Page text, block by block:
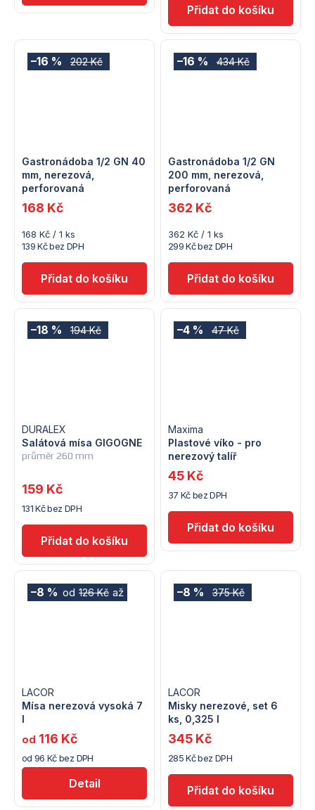
202 Kč
–16 %
Gastronádoba 1/2 GN 40
mm, nerezová,
perforovaná
139 Kč bez DPH
168 Kč
Měrná
cena:
168 Kč / 1 ks
434 Kč
–16 %
Gastronádoba 1/2 GN
200 mm, nerezová,
perforovaná
299 Kč bez DPH
362 Kč
Měrná
cena:
362 Kč / 1 ks
194 Kč
–18 %
průměr 260 mm
Salátová mísa GIGOGNE
DURALEX
131 Kč bez DPH
159 Kč
47 Kč
–4 %
Plastové víko - pro
nerezový talíř
Maxima
37 Kč bez DPH
45 Kč
od 126 Kč až
–8 %
Mísa nerezová vysoká 7
l
LACOR
od 96 Kč bez DPH
od 116 Kč
Detail
375 Kč
–8 %
Misky nerezové, set 6
ks, 0,325 l
LACOR
285 Kč bez DPH
345 Kč